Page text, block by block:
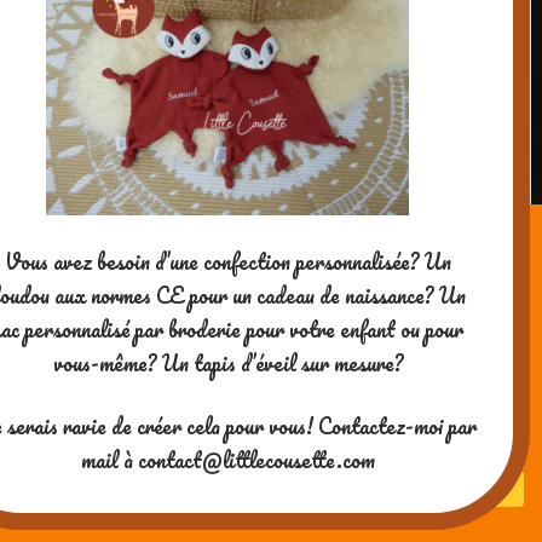
s’habiller tout seuls!: Ca peut
paraitre bête pour un adulte, mais
apprendre à…https://t.co/p1f7tegexR
RÉPONDRE
CreativemumCo
12 NOVEMBRE 2015 À 6 H 01 MIN
Dix astuces pour leur apprendre à
paraitre bête pour un adulte, mais
apprendre à…
https://t.co/NotvbpoImf
Vous avez besoin d’une confection personnalisée? Un
aux normes CE pour un cadeau de naissance? Un
personnalisé par broderie pour votre enfant ou pour
vous-même? Un tapis d’éveil sur mesure?
ravie de créer cela pour vous! Contactez-moi par
mail à contact@littlecousette.com